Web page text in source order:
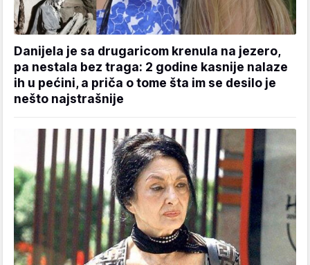
Danijela je sa drugaricom krenula na jezero,
pa nestala bez traga: 2 godine kasnije nalaze
ih u pećini, a priča o tome šta im se desilo je
nešto najstrašnije